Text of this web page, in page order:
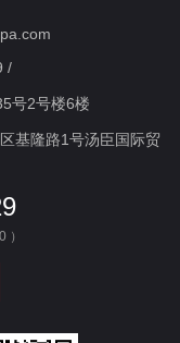
/
号2号楼6楼
基隆路1号汤臣国际贸
）